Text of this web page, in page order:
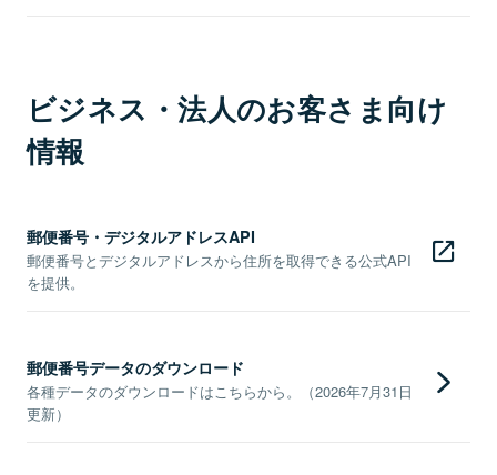
ビジネス・法人のお客さま向け
情報
郵便番号・デジタルアドレスAPI
郵便番号とデジタルアドレスから住所を取得できる公式API
を提供。
郵便番号データのダウンロード
各種データのダウンロードはこちらから。（2026年7月31日
更新）